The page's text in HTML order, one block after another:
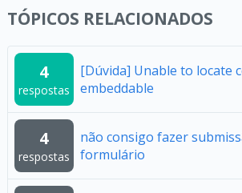
TÓPICOS RELACIONADOS
4
respostas
[Dúvida] Unable to locate
embeddable
4
respostas
não consigo fazer
formulário